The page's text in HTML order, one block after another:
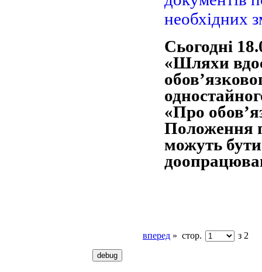
Сьогодні
«Шляхи
«Про
Положення
можуть бути
вперед » стор. з 2